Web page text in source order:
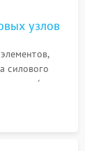
узлов
силового
(для
газовых